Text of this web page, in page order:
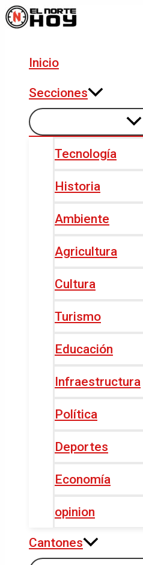
Ir
al
Inicio
Secciones
Tecnología
Historia
Ambiente
Agricultura
Cultura
Turismo
Educación
Infraestructura
Política
Deportes
Economía
opinion
Cantones
Navegación
de